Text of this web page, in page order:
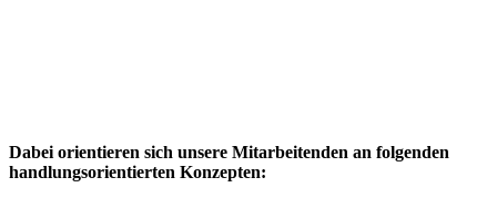
Dabei orientieren sich unsere Mitarbeitenden an folgenden
handlungsorientierten Konzepten: